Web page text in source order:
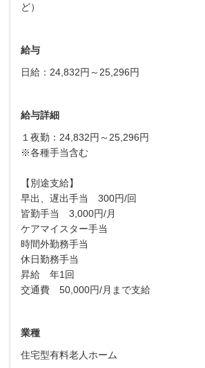
ど）
給与
日給：24,832円～25,296円
給与詳細
１夜勤：24,832円～25,296円
※各種手当含む
【別途支給】
早出、遅出手当 300円/回
皆勤手当 3,000円/月
ケアマイスター手当
時間外勤務手当
休日勤務手当
昇給 年1回
交通費 50,000円/月まで支給
業種
住宅型有料老人ホーム